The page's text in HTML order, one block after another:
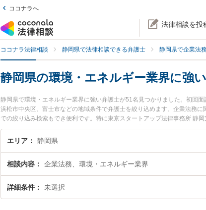
ココナラへ
法律相談を投
ココナラ法律相談 静岡県で法律相談できる弁護士 静岡県で企業法
静岡県の環境・エネルギー業界に強
静岡県で環境・エネルギー業界に強い弁護士が51名見つかりました。初回
浜松市中央区、富士市などの地域条件で弁護士を絞り込めます。企業法務
での絞り込み検索もでき便利です。特に東京スタートアップ法律事務所 静
スト法律事務所 沼津オフィスの太田 佳佑弁護士のプロフィール情報や弁
ブルを今すぐに弁護士に相談したい』『環境・エネルギー業界のトラブル
エリア 静岡県
相談内容 企業法務、環境・エネルギー業界
詳細条件 未選択